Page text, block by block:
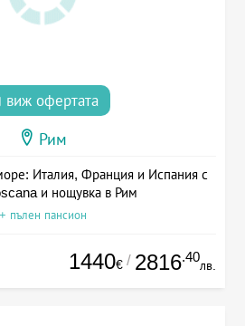
виж офертата
Рим
Италия, Франция и Испания с
и нощувка в Рим
+ пълен пансион
1440€ / 2816.40
лв.